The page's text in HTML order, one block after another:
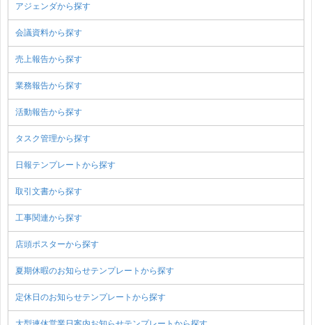
アジェンダから探す
会議資料から探す
売上報告から探す
業務報告から探す
活動報告から探す
タスク管理から探す
日報テンプレートから探す
取引文書から探す
工事関連から探す
店頭ポスターから探す
夏期休暇のお知らせテンプレートから探す
定休日のお知らせテンプレートから探す